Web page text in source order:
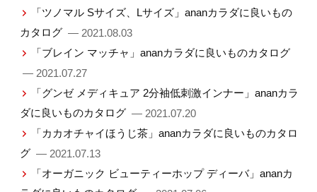
「ツノマル Sサイズ、Lサイズ」ananカラダに良いもの
カタログ — 2021.08.03
「ブレイン マッチャ」ananカラダに良いものカタログ
— 2021.07.27
「グンゼ メディキュア 2分袖低刺激インナー」ananカラ
ダに良いものカタログ — 2021.07.20
「カカオチャイほうじ茶」ananカラダに良いものカタロ
グ — 2021.07.13
「オーガニック ビューティーホップ ディーバ」ananカ